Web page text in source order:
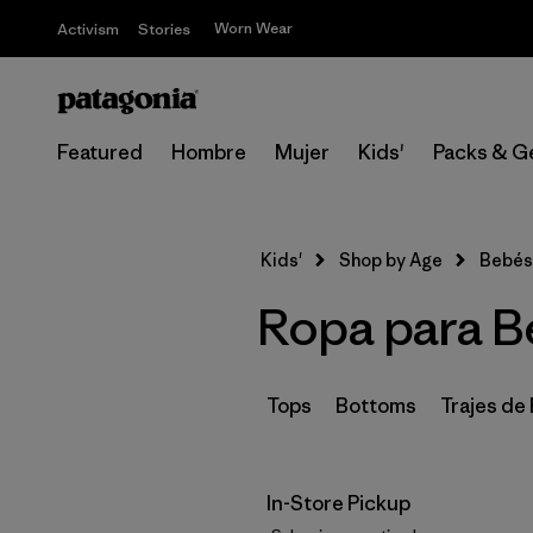
Activism Stories Worn Wear
Featured Hombre Mujer Kids' Packs &
Kids' Shop by Age
Ropa para
Tops Bottoms Trajes de
In-Store Pickup